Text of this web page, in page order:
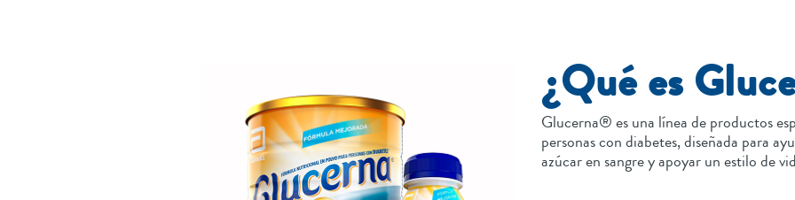
¿Qué es
Glucerna® es una línea de productos
personas con diabetes, diseñada para
azúcar en sangre y apoyar un estilo de